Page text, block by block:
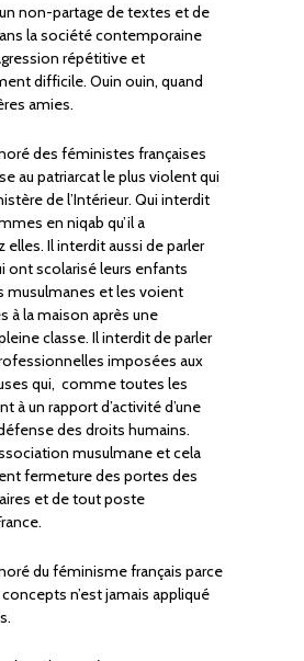
non-partage de textes et de
la société contemporaine
répétitive et
difficile. Ouin ouin, quand
amies.
des féministes françaises
au patriarcat le plus violent qui
de l’Intérieur. Qui interdit
en niqab qu’il a
Il interdit aussi de parler
ont scolarisé leurs enfants
musulmanes et les voient
à la maison après une
classe. Il interdit de parler
imposées aux
qui, comme toutes les
à un rapport d’activité d’une
des droits humains.
musulmane et cela
fermeture des portes des
et de tout poste
du féminisme français parce
concepts n’est jamais appliqué